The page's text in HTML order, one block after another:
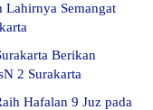
Lahirnya Semangat
Berikan
2 Surakarta
Hafalan 9 Juz pada